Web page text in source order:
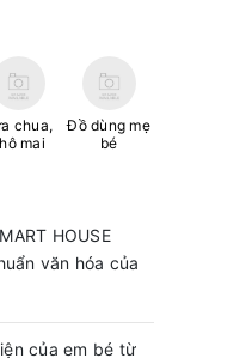
chua,
mai
Đồ dùng mẹ
bé
HOUSE
văn hóa của
của em bé từ